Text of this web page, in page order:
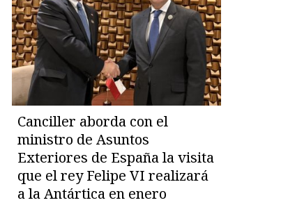
Canciller aborda con el
ministro de Asuntos
Exteriores de España la visita
que el rey Felipe VI realizará
a la Antártica en enero